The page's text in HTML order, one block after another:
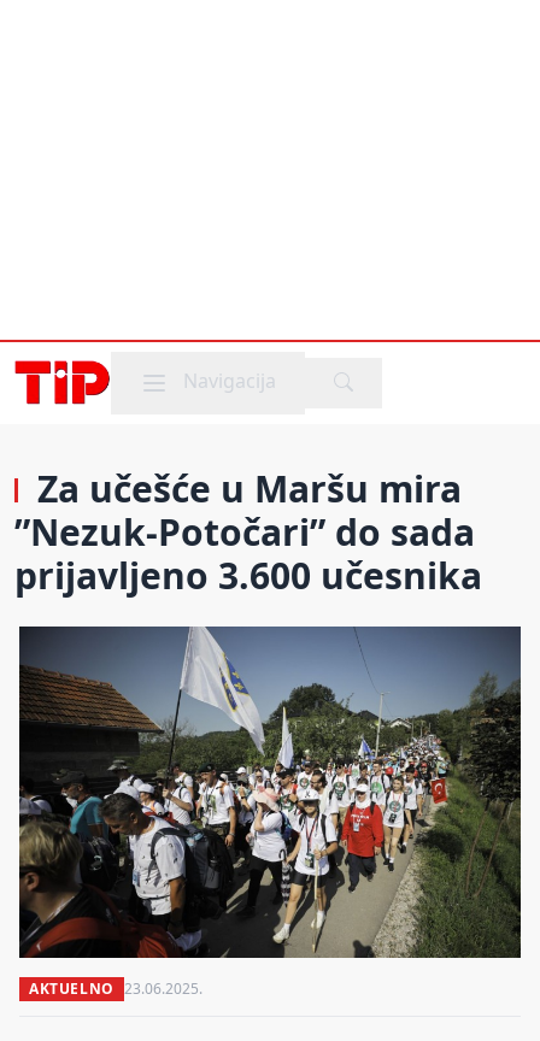
Mobile menu
Navigacija
Za učešće u Maršu mira
”Nezuk-Potočari” do sada
prijavljeno 3.600 učesnika
AKTUELNO 23.06.2025.